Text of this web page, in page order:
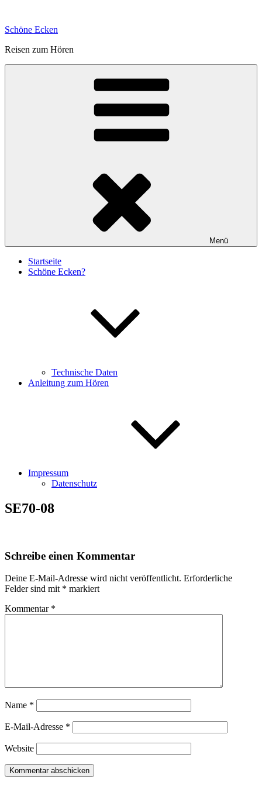
springen
Schöne Ecken
Reisen zum Hören
Menü
Startseite
Schöne Ecken?
Technische Daten
Anleitung zum Hören
Impressum
Datenschutz
SE70-08
Schreibe einen Kommentar
Deine E-Mail-Adresse wird nicht veröffentlicht. Erforderliche
Felder sind mit * markiert
Kommentar *
Name *
E-Mail-Adresse *
Website